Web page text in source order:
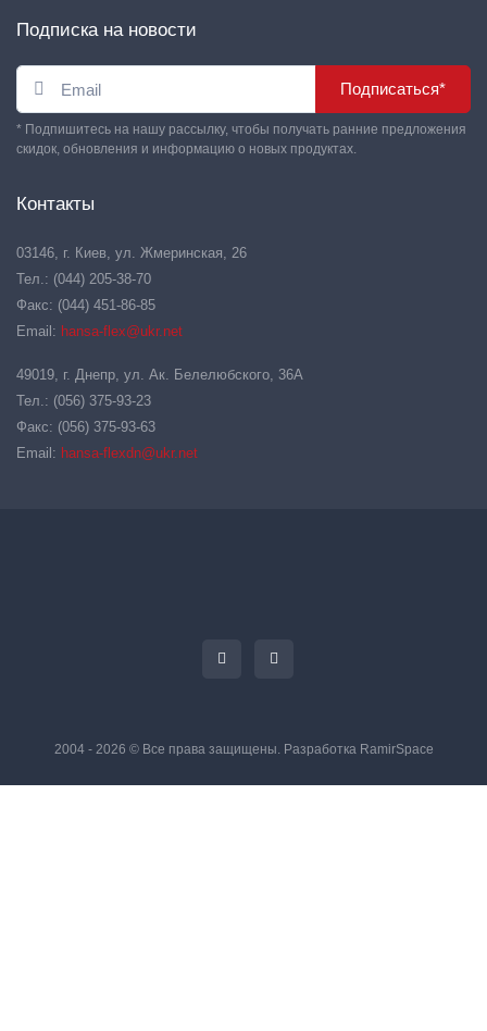
Подписка на новости
Подписаться*
* Подпишитесь на нашу рассылку, чтобы получать ранние предложения
скидок, обновления и информацию о новых продуктах.
Контакты
03146, г. Киев, ул. Жмеринская, 26
Тел.: (044) 205-38-70
Факс: (044) 451-86-85
Email: hansa-flex@ukr.net
49019, г. Днепр, ул. Ак. Белелюбского, 36А
Тел.: (056) 375-93-23
Факс: (056) 375-93-63
Email: hansa-flexdn@ukr.net
2004 - 2026 © Все права защищены. Разработка RamirSpace